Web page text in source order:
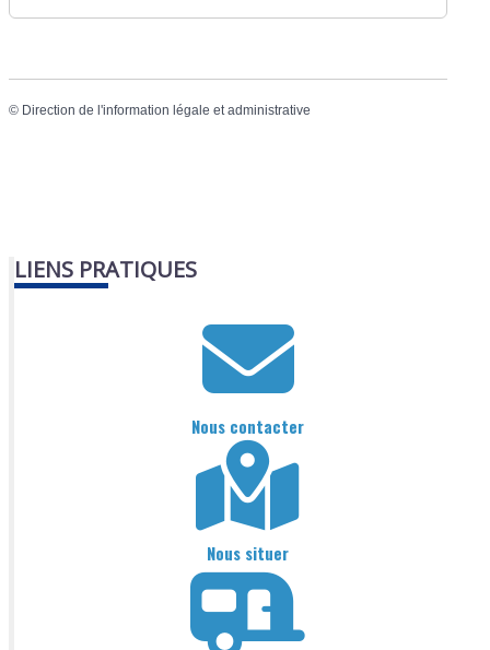
© Direction de l'information légale et administrative
LIENS PRATIQUES
Nous contacter
Nous situer